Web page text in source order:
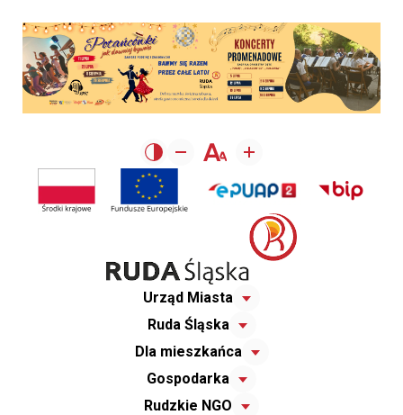
Urząd Miasta
Ruda Śląska
Dla mieszkańca
Gospodarka
Rudzkie NGO